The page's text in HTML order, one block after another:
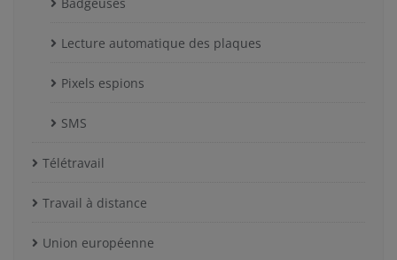
Badgeuses
Lecture automatique des plaques
Pixels espions
SMS
Télétravail
Travail à distance
Union européenne